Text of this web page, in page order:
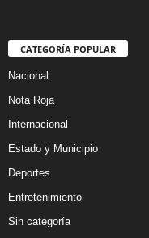
CATEGORÍA POPULAR
Nacional
Nota Roja
Internacional
Estado y Municipio
Deportes
Entretenimiento
Sin categoría